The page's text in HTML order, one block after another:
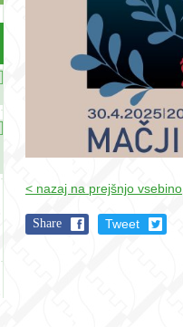
< nazaj na prejšnjo vsebino
Share Tweet